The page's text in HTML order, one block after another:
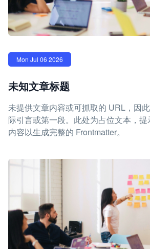
Mon Jul 06 2026
未知文章标题
未提供文章内容或可抓取的 URL，因
际引言或第一段。此处为占位文本，
内容以生成完整的 Frontmatter。